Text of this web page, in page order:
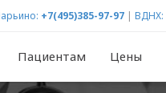
+7(495)385-97-97 | ВДНХ:
Пациентам Цены